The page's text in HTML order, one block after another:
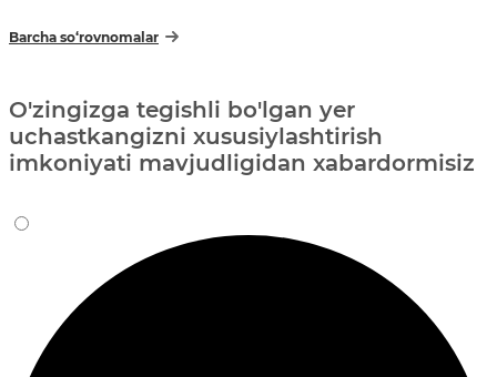
Barcha so‘rovnomalar
O'zingizga tegishli bo'lgan yer
uchastkangizni xususiylashtirish
imkoniyati mavjudligidan xabardormisiz